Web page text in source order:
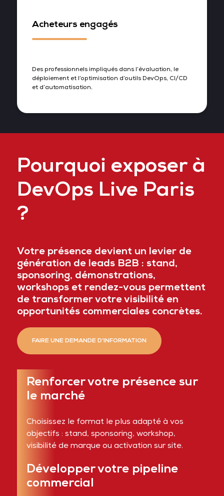
Acheteurs engagés
Des professionnels impliqués dans l’évaluation, le
déploiement et l’optimisation d’outils DevOps, CI/CD
et d’automatisation.
Pourquoi exposer à
DevOps Live Paris
?
Votre présence devient un levier de
génération de leads B2B : stand,
sponsoring, démonstrations,
workshops et rendez-vous permettent
de transformer votre visibilité en
opportunités commerciales concrètes.
FAIRE UNE DEMANDE D’INFORMATION
Renforcer votre présence sur
le marché
Choisissez le format le plus adapté à vos
objectifs : stand, sponsoring, workshop,
visibilité de marque ou activation sur site.
Développer votre pipeline
commercial